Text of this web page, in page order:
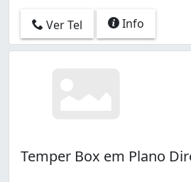
Ver Tel Info
Temper Box em Plano